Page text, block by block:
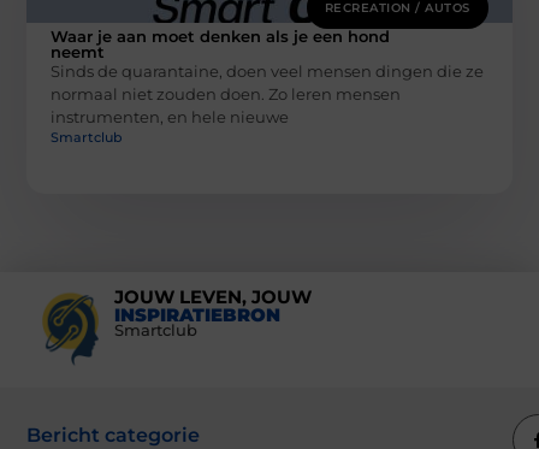
RECREATION / AUTOS
Waar je aan moet denken als je een hond
neemt
Sinds de quarantaine, doen veel mensen dingen die ze
normaal niet zouden doen. Zo leren mensen
instrumenten, en hele nieuwe
Smartclub
JOUW LEVEN, JOUW
INSPIRATIEBRON
Smartclub
Bericht categorie